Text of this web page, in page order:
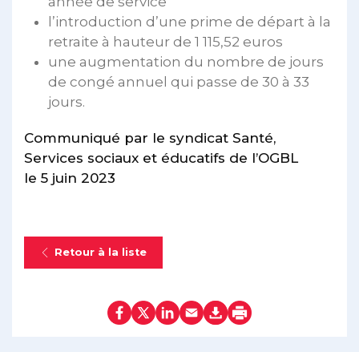
l’introduction d’une prime de départ à la
retraite à hauteur de 1 115,52 euros
une augmentation du nombre de jours
de congé annuel qui passe de 30 à 33
jours.
Communiqué par le syndicat Santé,
Services sociaux et éducatifs de l’OGBL
le 5 juin 2023
Retour à la liste